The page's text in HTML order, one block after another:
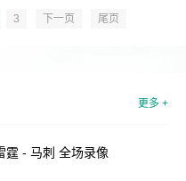
3 下一页 尾页
更多 +
霆 - 马刺 全场录像